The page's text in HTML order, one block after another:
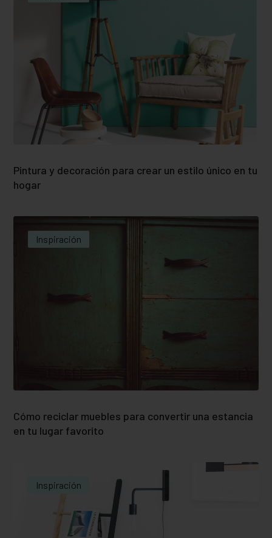
Pintura y decoración para crear un estilo único en tu
hogar
Inspiración
Cómo reciclar muebles para convertir una estancia
en tu lugar favorito
Inspiración